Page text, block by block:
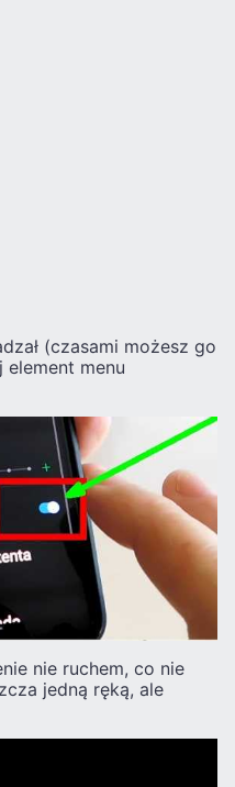
(czasami możesz go
menu
nie ruchem, co nie
jedną ręką, ale